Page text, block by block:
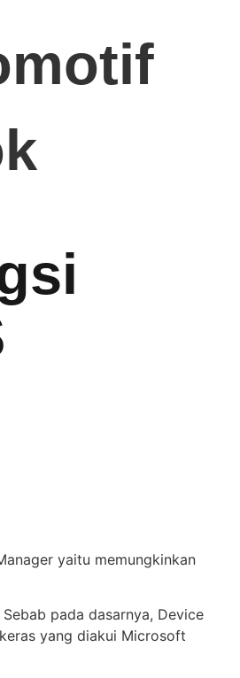
yaitu memungkinkan
pada dasarnya, Device
yang diakui Microsoft